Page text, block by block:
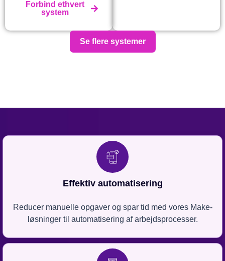
Forbind ethvert
system
Se flere systemer
Effektiv automatisering
Reducer manuelle opgaver og spar tid med vores Make-
løsninger til automatisering af arbejdsprocesser.